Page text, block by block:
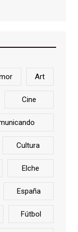
Art
Cine
Cultura
Elche
España
Fútbol